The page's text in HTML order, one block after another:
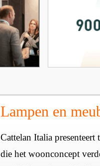
Lampen en
Cattelan Italia
die het woonconcept